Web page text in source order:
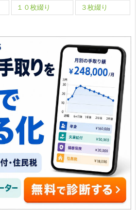
１０枚綴り ３枚綴り